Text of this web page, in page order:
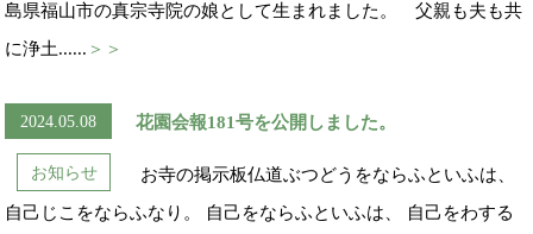
島県福山市の真宗寺院の娘として生まれました。 父親も夫も共
に浄土...... ＞＞
2024.05.08 花園会報181号を公開しました。
お知らせ
お寺の掲示板仏道ぶつどうをならふといふは、
自己じこをならふなり。 自己をならふといふは、 自己をわする